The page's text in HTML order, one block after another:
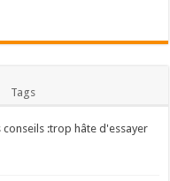
Tags
:trop hâte d'essayer